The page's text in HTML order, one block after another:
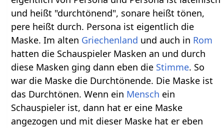
und heißt "durchtönend", sonare heißt tönen,
pere heißt durch. Persona ist eigentlich die
Maske. Im alten Griechenland und auch in Rom
hatten die Schauspieler Masken an und durch
diese Masken ging dann eben die Stimme. So
war die Maske die Durchtönende. Die Maske ist
das Durchtönen. Wenn ein Mensch ein
Schauspieler ist, dann hat er eine Maske
angezogen und mit dieser Maske hat er eben